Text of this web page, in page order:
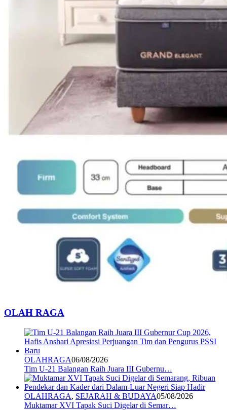
OLAH RAGA
OLAHRAGA06/08/2026
Tim U-21 Balangan Raih Juara III Gubernu…
OLAHRAGA, SEJARAH & BUDAYA05/08/2026
Muktamar XVI Tapak Suci Digelar di Semar…